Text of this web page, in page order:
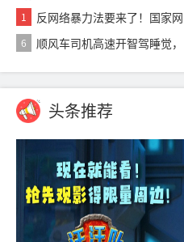
1
反网络暴力法要来了！国家网
信办公开征求意
6
顺风车司机高速开智驾睡觉，
头条推荐